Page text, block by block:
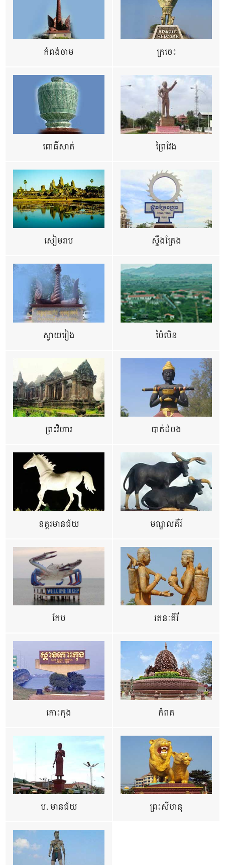
កំពង់ចាម ក្រចេះ
ពោធិ៍សាត់ ព្រៃវែង
សៀមរាប ស្ទឹងត្រែង
ស្វាយរៀង ប៉ៃលិន
ព្រះវិហារ បាត់ដំបង
ឧត្ដរមានជ័យ មណ្ឌលគីរី
កែប រតនៈគីរី
កោះកុង កំពត
ប. មានជ័យ ព្រះសីហនុ